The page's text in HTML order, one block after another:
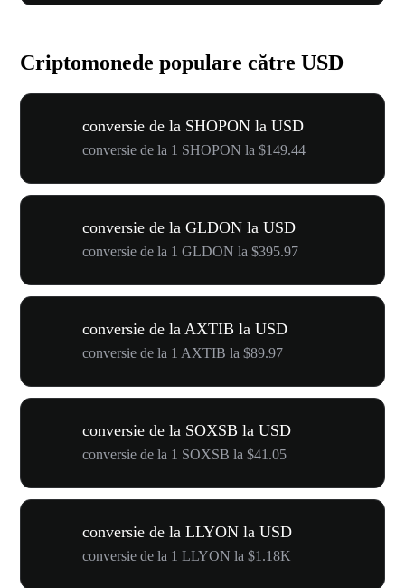
Criptomonede populare către USD
conversie de la SHOPON la USD
conversie de la 1 SHOPON la $149.44
conversie de la GLDON la USD
conversie de la 1 GLDON la $395.97
conversie de la AXTIB la USD
conversie de la 1 AXTIB la $89.97
conversie de la SOXSB la USD
conversie de la 1 SOXSB la $41.05
conversie de la LLYON la USD
conversie de la 1 LLYON la $1.18K